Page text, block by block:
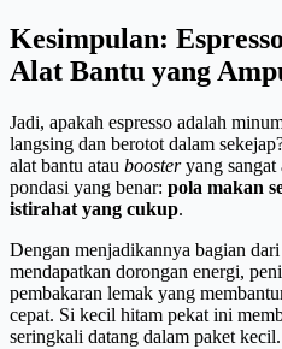
Kesimpulan:
Alat Bantu yang
Jadi, apakah espresso adalah
langsing dan berotot dalam
alat bantu atau boosteryang sangat
pondasi yang benar: pola makan
istirahat yang cukup.
Dengan menjadikannya bagian
mendapatkan dorongan energi,
pembakaran lemak yang
cepat. Si kecil hitam pekat ini
seringkali datang dalam paket kecil.